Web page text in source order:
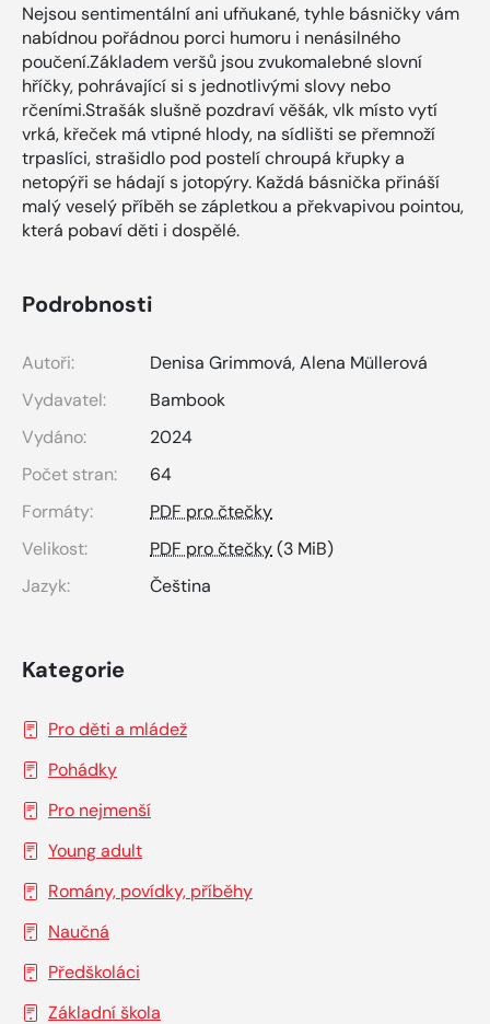
Nejsou sentimentální ani ufňukané, tyhle básničky vám
nabídnou pořádnou porci humoru i nenásilného
poučení.Základem veršů jsou zvukomalebné slovní
hříčky, pohrávající si s jednotlivými slovy nebo
rčeními.Strašák slušně pozdraví věšák, vlk místo vytí
vrká, křeček má vtipné hlody, na sídlišti se přemnoží
trpaslíci, strašidlo pod postelí chroupá křupky a
netopýři se hádají s jotopýry. Každá básnička přináší
malý veselý příběh se zápletkou a překvapivou pointou,
která pobaví děti i dospělé.
Podrobnosti
Autoři: Denisa Grimmová,Alena Müllerová
Vydavatel:
Bambook
Vydáno:
2024
Počet stran:
64
Formáty:
PDF pro čtečky
Velikost:
PDF pro čtečky(3 MiB)
Jazyk:
Čeština
Kategorie
Pro děti a mládež
Pohádky
Pro nejmenší
Young adult
Romány, povídky, příběhy
Naučná
Předškoláci
Základní škola